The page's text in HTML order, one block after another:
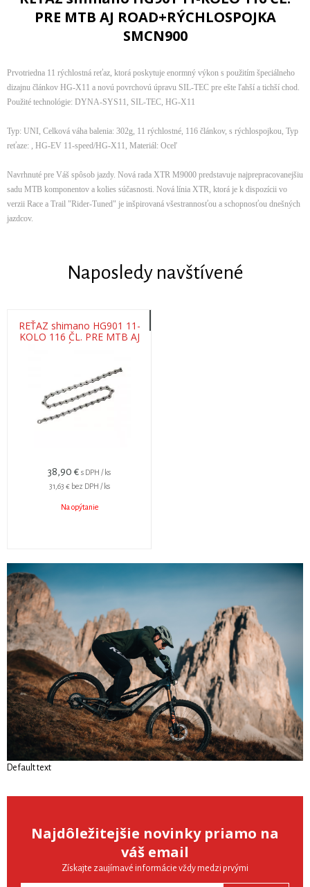
PRE MTB AJ ROAD+RÝCHLOSPOJKA
SMCN900
Prvotriedna 11 rýchlostná reťaz, ktorá poskytuje enormný výkon s použitím špeciálneho
dizajnu článkov HG-X11 a novú povrchovú úpravu SIL-TEC pre ešte ľahší a tichší chod.
Použité technológie: DYNA-SYS11, SIL-TEC, HG-X11
Typ: UNI, Celková váha balenia: 302g, 11 rýchlostné, 116 článkov, s rýchlospojkou, Typ
reťaze: , HG-EV 11-speed/HG-X11, Materiál: Oceľ
Navrhnuté pre Váš spôsob jazdy. Nová rada XTR M9000 predstavuje najprepracovanejšiu
sadu MTB komponentov a kolies súčasnosti. Nová línia XTR, ktorá je k dispozícii vo
verzii Race a Trail "Rider-Tuned" je inšpirovaná všestrannosťou a schopnosťou dnešných
jazdcov.
Naposledy navštívené
REŤAZ shimano HG901 11-
KOLO 116 ČL. PRE MTB AJ
ROAD+RÝCHLOSPOJKA
38,90 € s DPH / ks
31,63 € bez DPH / ks
Na opýtanie
Default text
Najdôležitejšie novinky priamo na
váš email
Získajte zaujímavé informácie vždy medzi prvými